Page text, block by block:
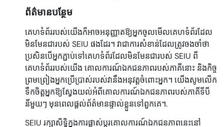
ព័ត៌មានបន្ថែម
គេហទំព័ររបស់យើងក៏អាចអនុញ្ញាតឱ្យអ្នកចូលមើលគេហទំព័រដែល
មិនមែនជារបស់ SEIU ផងដែរ។ វាជាការសំខាន់ដែលត្រូវចងចាំថា
ប្រសិនបើអ្នកភ្ជាប់ទៅគេហទំព័រដែលមិនមែនជារបស់ SEIU ពី
គេហទំព័ររបស់យើង គោលការណ៍ឯកជនភាពរបស់ភាគីនោះ និងកិច្ច
ព្រមព្រៀងអ្នកប្រើប្រាស់របស់វានឹងអនុវត្តចំពោះអ្នក។ យើងសូមលើក
ទឹកចិត្តអ្នកឱ្យស្វែងយល់អំពីគោលការណ៍ឯកជនភាពរបស់ភាគីទីបី
នីមួយៗ មុនពេលផ្តល់ព័ត៌មានផ្ទាល់ខ្លួនទៅពួកគេ។.
SEIU រក្សាសិទ្ធិក្នុងការផ្លាស់ប្តូរគោលការណ៍ឯកជនភាពនេះនៅ